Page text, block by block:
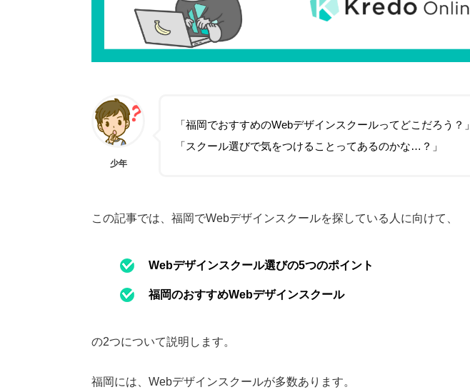
少年
「福岡でおすすめのWebデザインスクールってどこだろう？」
「スクール選びで気をつけることってあるのかな…？」
この記事では、福岡でWebデザインスクールを探している人に向けて、
Webデザインスクール選びの5つのポイント
福岡のおすすめWebデザインスクール
の2つについて説明します。
福岡には、Webデザインスクールが多数あります。